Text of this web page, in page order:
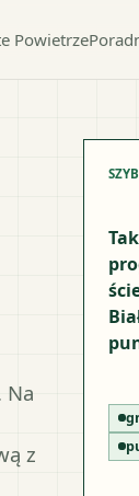
Powietrze
Na
z